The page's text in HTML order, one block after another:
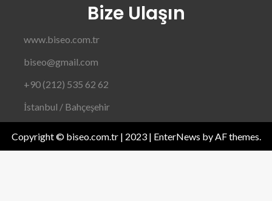
Bize Ulaşın
www.biseo.com.tr
biseo@gmail.com
+90 (212) 535 62 62
İstanbul / Bahçeşehir
Copyright © biseo.com.tr | 2023 | EnterNews by AF themes.